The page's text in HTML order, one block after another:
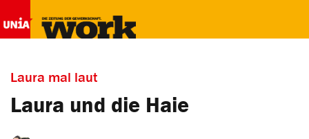
Laura mal laut
Laura und die ­Haie